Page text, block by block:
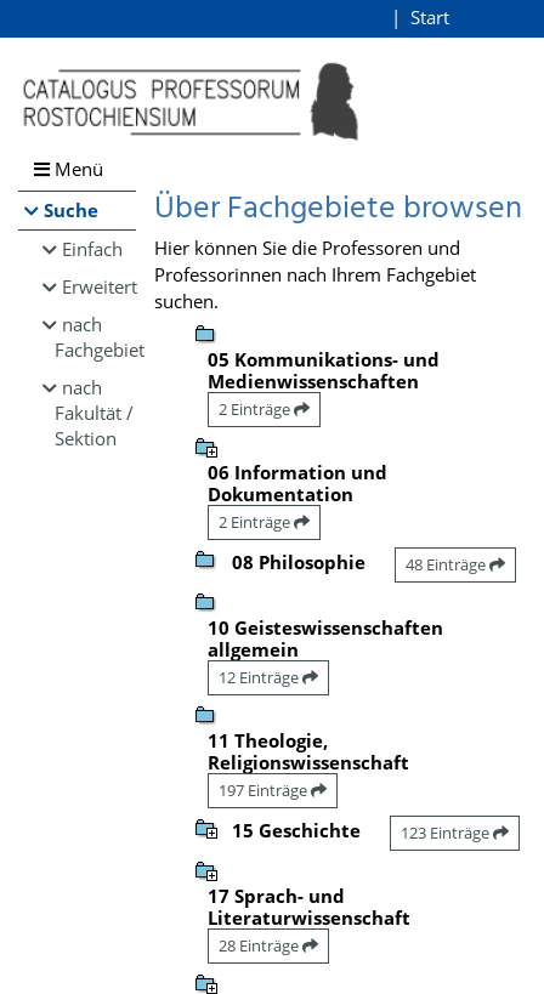
Browsen
direkt zum Inhalt
Start
Menü
Suche
Einfach
Erweitert
nach
Fachgebiet
nach
Fakultät /
Sektion
Über Fachgebiete browsen
Hier können Sie die Professoren und
Professorinnen nach Ihrem Fachgebiet
suchen.
05 Kommunikations- und
Medienwissenschaften
2 Einträge
06 Information und
Dokumentation
2 Einträge
08 Philosophie 48 Einträge
10 Geisteswissenschaften
allgemein
12 Einträge
11 Theologie,
Religionswissenschaft
197 Einträge
15 Geschichte 123 Einträge
17 Sprach- und
Literaturwissenschaft
28 Einträge